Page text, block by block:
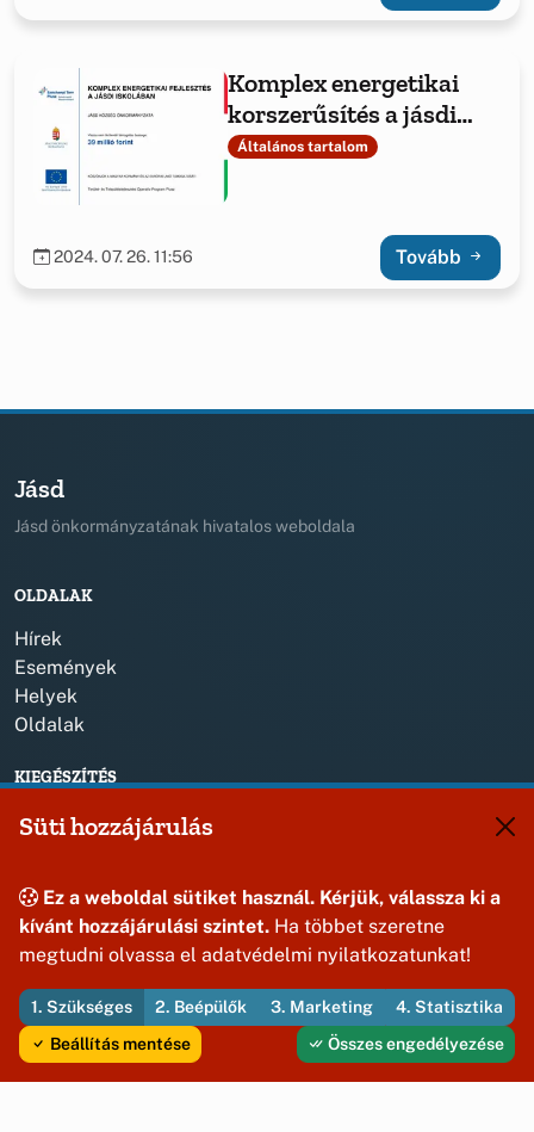
Komplex energetikai
korszerűsítés a jásdi
iskolában
Általános tartalom
2024. 07. 26. 11:56 Tovább
Jásd
Jásd önkormányzatának hivatalos weboldala
OLDALAK
Hírek
Események
Helyek
Oldalak
KIEGÉSZÍTÉS
Impresszum
+36 88 587 820
jasdonk@jasd.hu
8424 Jásd, Dózsa Gy. út 1.
© 2026 Jásd Község Önkormányzata — Minden jog fenntartva
Süti hozzájárulás
Ez a weboldal sütiket használ. Kérjük, válassza ki a
kívánt hozzájárulási szintet. Ha többet szeretne
megtudni olvassa el adatvédelmi nyilatkozatunkat!
1. Szükséges 2. Beépülők 3. Marketing
4. Statisztika
Beállítás mentése
Összes engedélyezése